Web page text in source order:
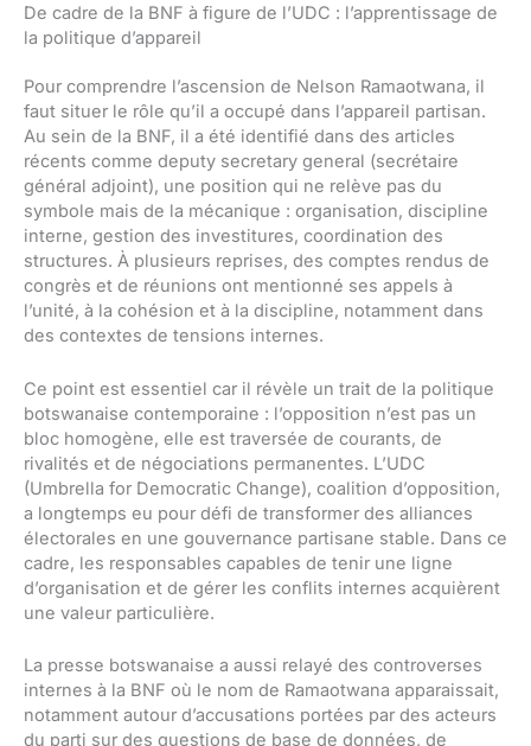
De cadre de la BNF à figure de l’UDC : l’apprentissage de
la politique d’appareil
Pour comprendre l’ascension de Nelson Ramaotwana, il
faut situer le rôle qu’il a occupé dans l’appareil partisan.
Au sein de la BNF, il a été identifié dans des articles
récents comme deputy secretary general (secrétaire
général adjoint), une position qui ne relève pas du
symbole mais de la mécanique : organisation, discipline
interne, gestion des investitures, coordination des
structures. À plusieurs reprises, des comptes rendus de
congrès et de réunions ont mentionné ses appels à
l’unité, à la cohésion et à la discipline, notamment dans
des contextes de tensions internes.
Ce point est essentiel car il révèle un trait de la politique
botswanaise contemporaine : l’opposition n’est pas un
bloc homogène, elle est traversée de courants, de
rivalités et de négociations permanentes. L’UDC
(Umbrella for Democratic Change), coalition d’opposition,
a longtemps eu pour défi de transformer des alliances
électorales en une gouvernance partisane stable. Dans ce
cadre, les responsables capables de tenir une ligne
d’organisation et de gérer les conflits internes acquièrent
une valeur particulière.
La presse botswanaise a aussi relayé des controverses
internes à la BNF où le nom de Ramaotwana apparaissait,
notamment autour d’accusations portées par des acteurs
du parti sur des questions de base de données, de